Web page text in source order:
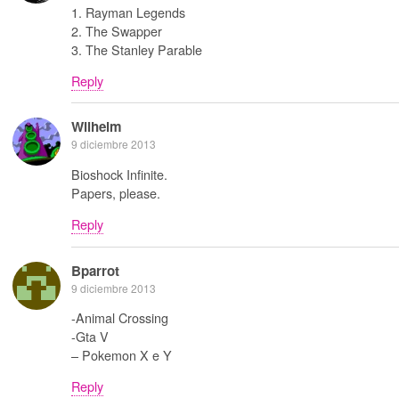
1. Rayman Legends
2. The Swapper
3. The Stanley Parable
Reply
Wilhelm
9 diciembre 2013
Bioshock Infinite.
Papers, please.
Reply
Bparrot
9 diciembre 2013
-Animal Crossing
-Gta V
– Pokemon X e Y
Reply